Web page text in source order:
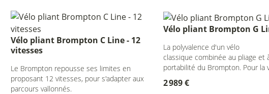
Vélo pliant Brompton C Line - 12
vitesses
Le Brompton repousse ses limites en
proposant 12 vitesses, pour s'adapter aux
parcours vallonnés.
Vélo pliant Brompton G
La polyvalence d'un vélo
classique combinée au pliage et
portabilité du Brompton. Pour la
2 989 €